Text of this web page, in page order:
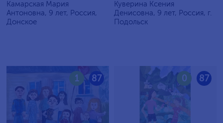
Камарская Мария
Антоновна, 9 лет, Россия,
Донское
Куверина Ксения
Денисовна, 9 лет, Россия, г.
Подольск
87
1 87
0